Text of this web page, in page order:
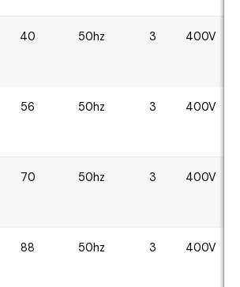
40 50hz 3 400V
56 50hz 3 400V
70 50hz 3 400V
88 50hz 3 400V